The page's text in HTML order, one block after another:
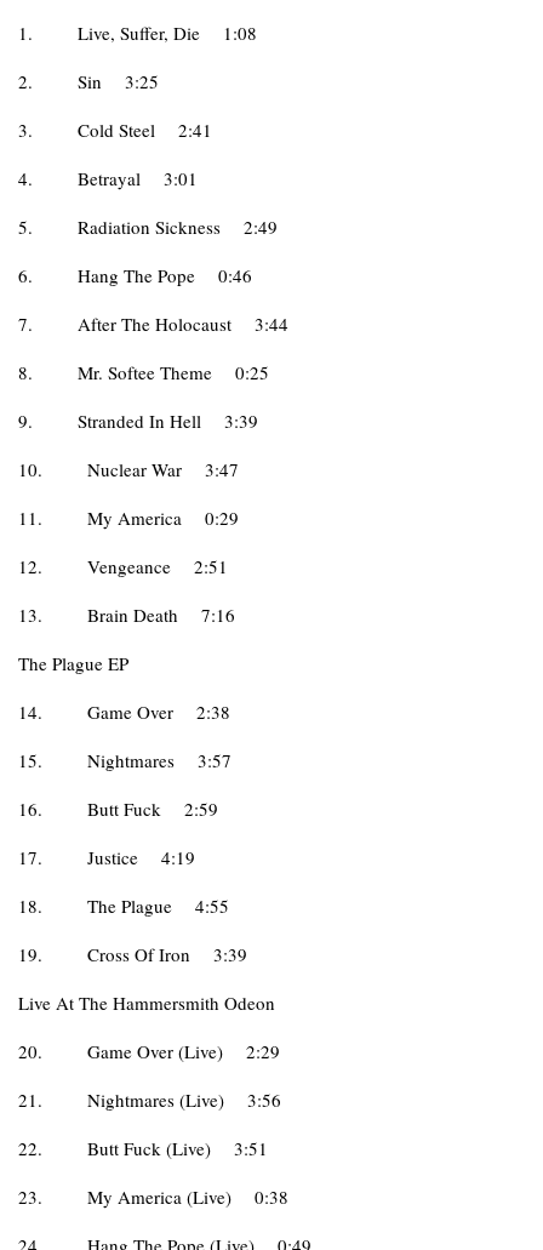
1.
Live, Suffer, Die
1:08
2.
Sin
3:25
3.
Cold Steel
2:41
4.
Betrayal
3:01
5.
Radiation Sickness
2:49
6.
Hang The Pope
0:46
7.
After The Holocaust
3:44
8.
Mr. Softee Theme
0:25
9.
Stranded In Hell
3:39
10.
Nuclear War
3:47
11.
My America
0:29
12.
Vengeance
2:51
13.
Brain Death
7:16
The Plague EP
14.
Game Over
2:38
15.
Nightmares
3:57
16.
Butt Fuck
2:59
17.
Justice
4:19
18.
The Plague
4:55
19.
Cross Of Iron
3:39
Live At The Hammersmith Odeon
20.
Game Over (Live)
2:29
21.
Nightmares (Live)
3:56
22.
Butt Fuck (Live)
3:51
23.
My America (Live)
0:38
24.
Hang The Pope (Live) 0:49